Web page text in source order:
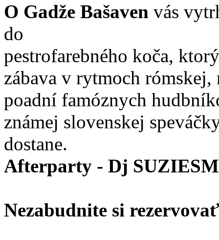
O Gadže Bašaven vás
do
pestrofarebného koča,
zábava v rytmoch
poadní famóznych
známej slovenskej
dostane.
Afterparty - Dj
Nezabudnite si